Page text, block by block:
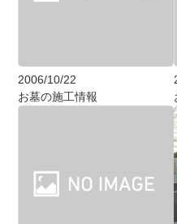
2006/10/22
お墓の施工情報